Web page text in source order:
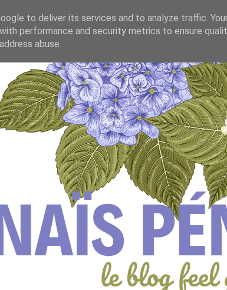
to deliver its services and to analyze traffic.
performance and security metrics to ensure
abuse.